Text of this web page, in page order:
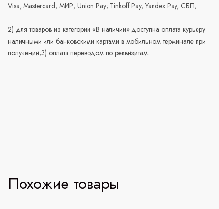
Visa, Mastercard, МИР, Union Pay; Tinkoff Pay, Yandex Pay, СБП;
2) для товаров из категории «В наличии» доступна оплата курьеру
наличными или банковскими картами в мобильном терминале при
получении;3) оплата переводом по реквизитам.
Похожие товары